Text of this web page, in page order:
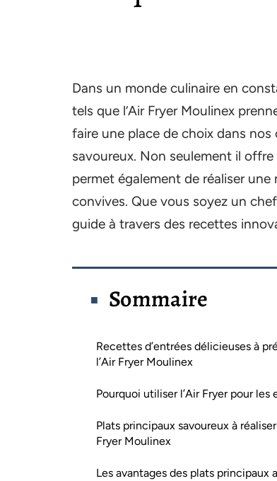
Dans un monde culinaire en
tels que l’Air Fryer Moulinex
faire une place de choix dans
savoureux. Non seulement il offre
permet également de réaliser
convives. Que vous soyez un
guide à travers des recettes
Sommaire
Recettes d’entrées délicieuses à
l’Air Fryer Moulinex
Pourquoi utiliser l’Air Fryer pour les
Plats principaux savoureux à
Fryer Moulinex
Les avantages des plats principaux